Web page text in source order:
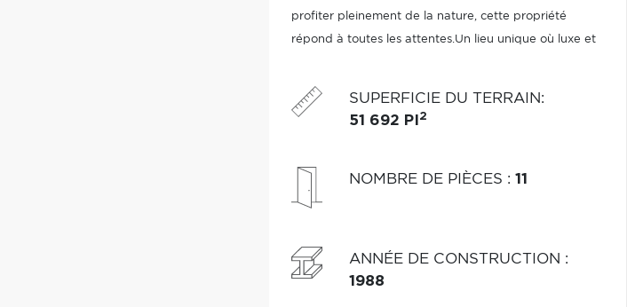
profiter pleinement de la nature, cette propriété
répond à toutes les attentes.Un lieu unique où luxe et
SUPERFICIE DU TERRAIN:
51 692 PI 2
NOMBRE DE PIÈCES : 11
ANNÉE DE CONSTRUCTION :
1988